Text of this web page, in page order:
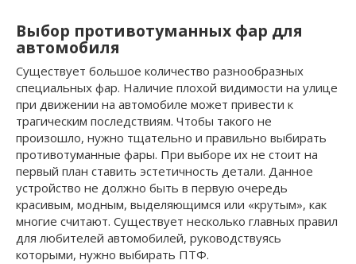
Выбор противотуманных фар для
автомобиля
Существует большое количество разнообразных
специальных фар. Наличие плохой видимости на улице
при движении на автомобиле может привести к
трагическим последствиям. Чтобы такого не
произошло, нужно тщательно и правильно выбирать
противотуманные фары. При выборе их не стоит на
первый план ставить эстетичность детали. Данное
устройство не должно быть в первую очередь
красивым, модным, выделяющимся или «крутым», как
многие считают. Существует несколько главных правил
для любителей автомобилей, руководствуясь
которыми, нужно выбирать ПТФ.